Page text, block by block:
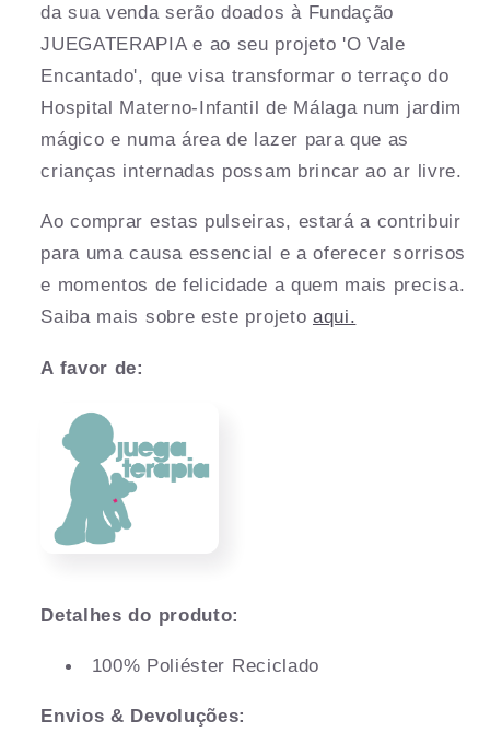
da sua venda serão doados à Fundação
JUEGATERAPIA e ao seu projeto 'O Vale
Encantado', que visa transformar o terraço do
Hospital Materno-Infantil de Málaga num jardim
mágico e numa área de lazer para que as
crianças internadas possam brincar ao ar livre.
Ao comprar estas pulseiras, estará a contribuir
para uma causa essencial e a oferecer sorrisos
e momentos de felicidade a quem mais precisa.
Saiba mais sobre este projeto aqui.
A favor de:
Detalhes do produto:
100% Poliéster Reciclado
Envios & Devoluções: